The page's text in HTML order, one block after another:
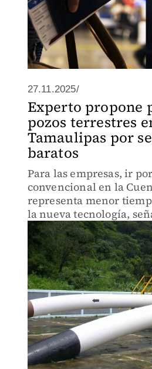
27.11.2025/
Experto propone
pozos terrestres
Tamaulipas por
baratos
Para las empresas, ir
convencional en la
representa menor
la nueva tecnología,
exfuncionario de Pemex